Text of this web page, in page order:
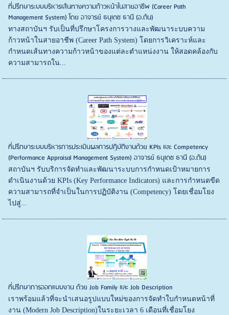
ที่ปรึกษาระบบบริหารเส้นทางความก้าวหน้าในสายอาชีพ (Career Path
Management System) โดย อาจารย์ ธนุเดช ธานี (อ.ต้น)
ทางสถาบันฯ รับเป็นที่ปรึกษาโครงการวางและพัฒนาระบบความ
ก้าวหน้าในสายอาชีพ (Career Path System) โดยการวิเคราะห์และ
กำหนดเส้นทางความก้าวหน้าของแต่ละตำแหน่งงาน ให้สอดคล้องกับ
ความสามารถใน...
ที่ปรึกษาระบบบริหารการประเมินผลการปฏิบัติงานด้วย KPIs และ Competency
(Performance Appraisal Management System) อาจารย์ ธนุเดช ธานี (อ.ต้น)
สถาบันฯ รับบริการจัดทำและพัฒนาระบบการกำหนดเป้าหมายการ
ดำเนินงานด้วย KPIs (Key Performance Indicators) และการกำหนดขีด
ความสามารถที่จำเป็นในการปฏิบัติงาน (Competency) โดยเชื่อมโยง
ไปสู่...
ที่ปรึกษาการออกแบบงาน ด้วย Job Family และ Job Description
เราพร้อมแล้วที่จะนำเสนอรูปแบบใหม่ของการจัดทำใบกำหนดหน้าที่
งาน (Modern Job Description)ในระยะเวลา 6 เดือนที่เชื่อมโยง